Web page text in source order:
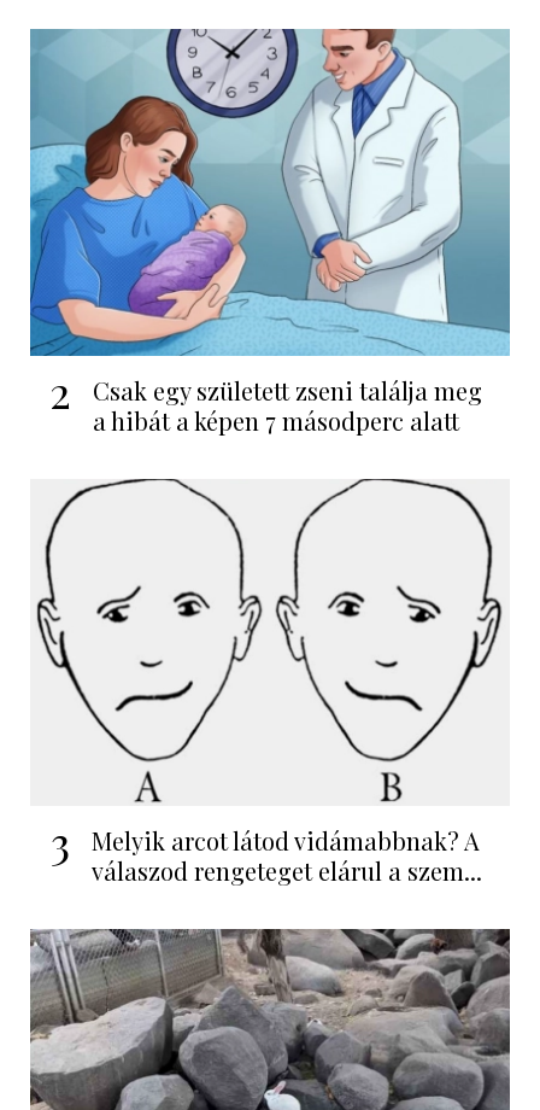
2
Csak egy született zseni találja meg
a hibát a képen 7 másodperc alatt
3
Melyik arcot látod vidámabbnak? A
válaszod rengeteget elárul a szem...